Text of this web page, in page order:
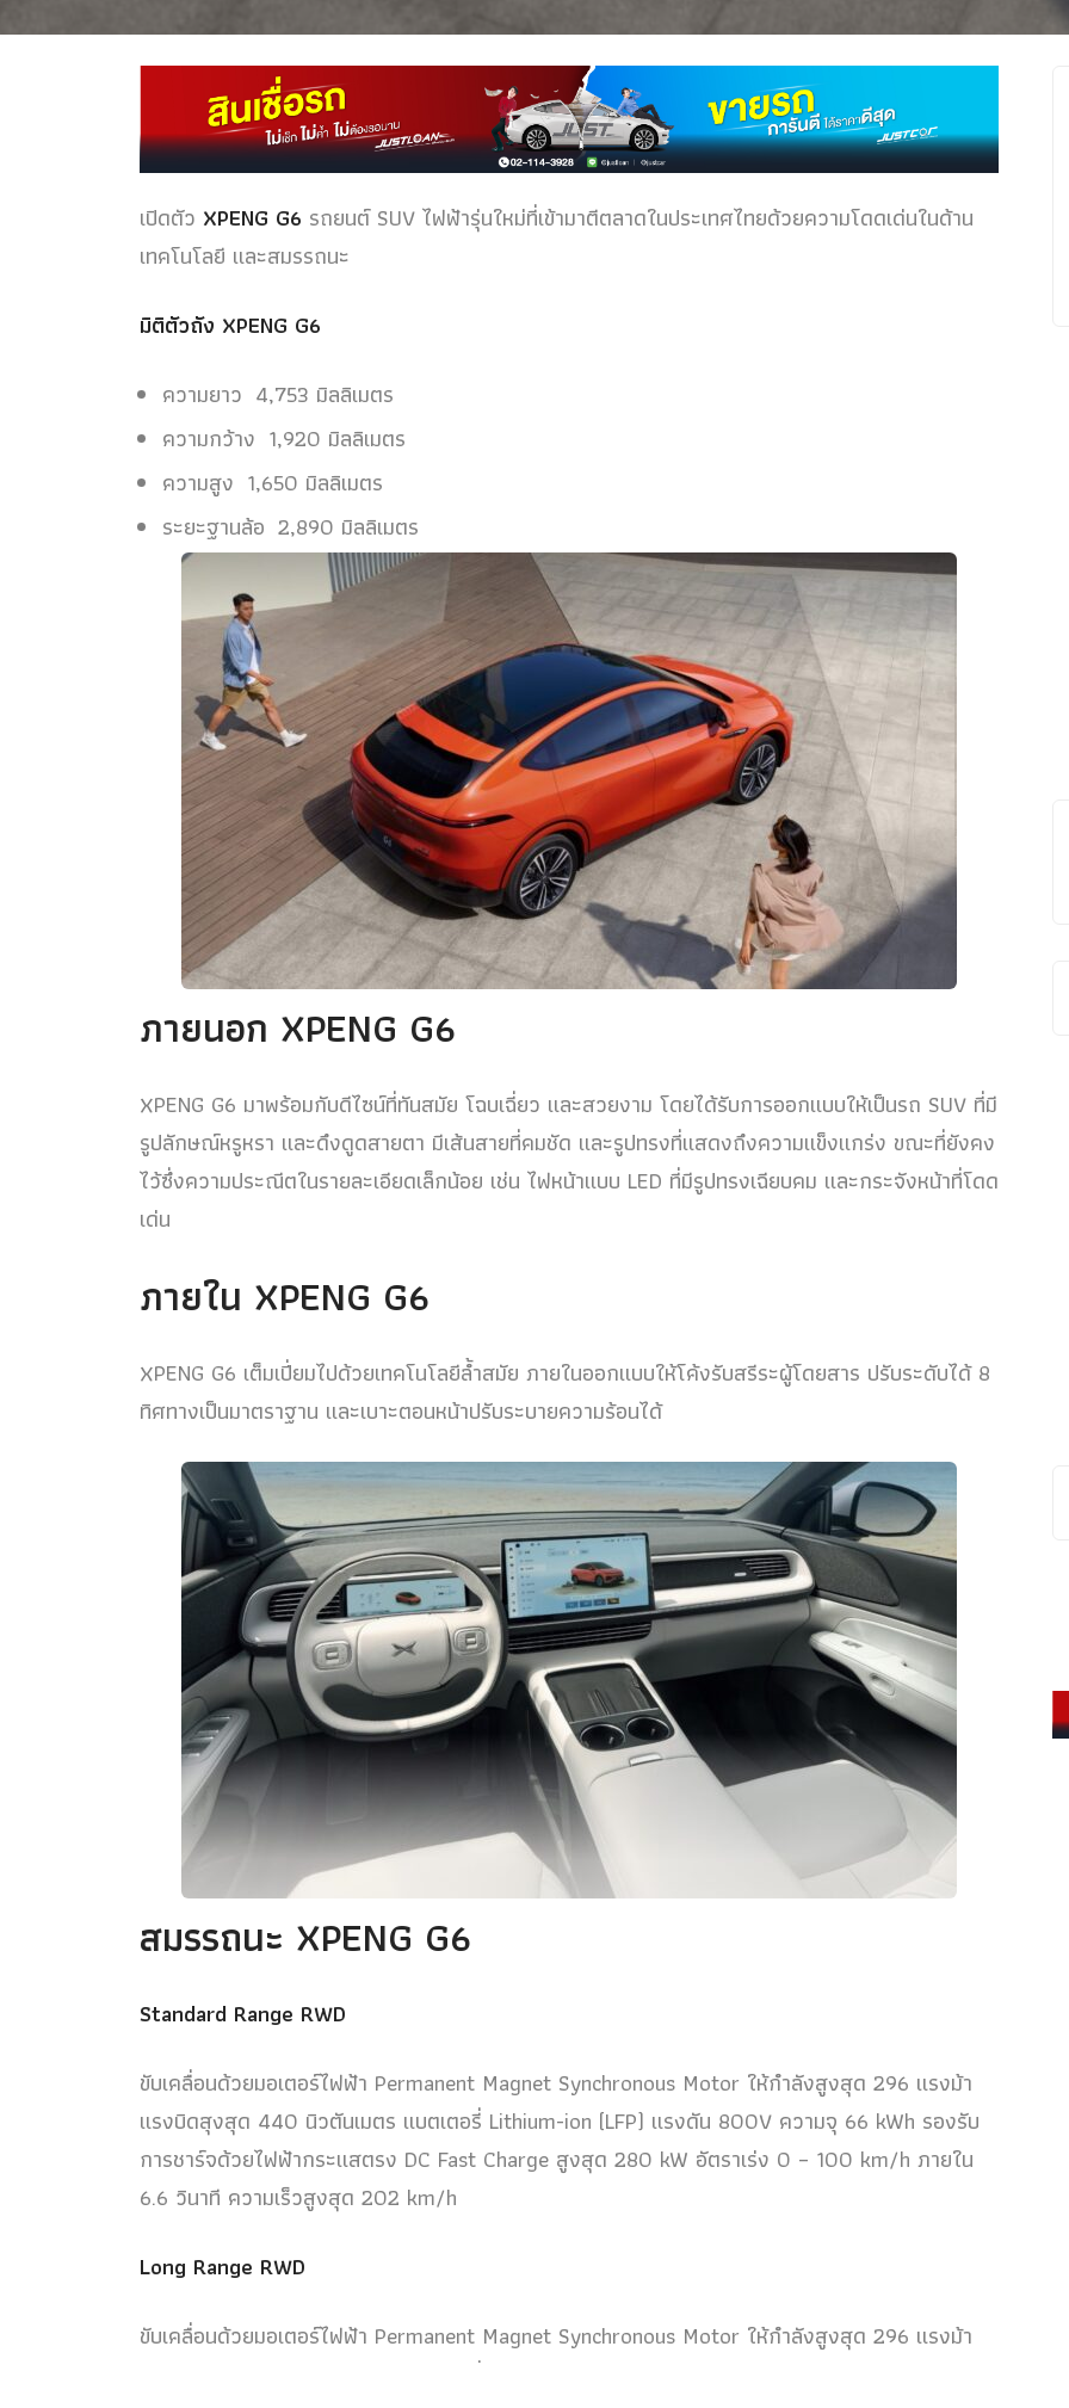
เปิดตัว XPENG G6 รถยนต์ SUV ไฟฟ้ารุ่นใหม่ที่เข้ามาตีตลาดในประเทศไทยด้วยความโดดเด่นในด้าน
เทคโนโลยี และสมรรถนะ
มิติตัวถัง XPENG G6
ความยาว 4,753 มิลลิเมตร
ความกว้าง 1,920 มิลลิเมตร
ความสูง 1,650 มิลลิเมตร
ระยะฐานล้อ 2,890 มิลลิเมตร
ภายนอก XPENG G6
XPENG G6 มาพร้อมกับดีไซน์ที่ทันสมัย โฉบเฉี่ยว และสวยงาม โดยได้รับการออกแบบให้เป็นรถ SUV ที่มี
รูปลักษณ์หรูหรา และดึงดูดสายตา มีเส้นสายที่คมชัด และรูปทรงที่แสดงถึงความแข็งแกร่ง ขณะที่ยังคง
ไว้ซึ่งความประณีตในรายละเอียดเล็กน้อย เช่น ไฟหน้าแบบ LED ที่มีรูปทรงเฉียบคม และกระจังหน้าที่โดด
เด่น
ภายใน XPENG G6
XPENG G6 เต็มเปี่ยมไปด้วยเทคโนโลยีล้ำสมัย ภายในออกแบบให้โค้งรับสรีระผู้โดยสาร ปรับระดับได้ 8
ทิศทางเป็นมาตราฐาน และเบาะตอนหน้าปรับระบายความร้อนได้
สมรรถนะ XPENG G6
Standard Range RWD
ขับเคลื่อนด้วยมอเตอร์ไฟฟ้า Permanent Magnet Synchronous Motor ให้กำลังสูงสุด 296 แรงม้า
แรงบิดสุงสุด 440 นิวตันเมตร แบตเตอรี่ Lithium-ion (LFP) แรงดัน 800V ความจุ 66 kWh รองรับ
การชาร์จด้วยไฟฟ้ากระแสตรง DC Fast Charge สูงสุด 280 kW อัตราเร่ง 0 – 100 km/h ภายใน
6.6 วินาที ความเร็วสูงสุด 202 km/h
Long Range RWD
ขับเคลื่อนด้วยมอเตอร์ไฟฟ้า Permanent Magnet Synchronous Motor ให้กำลังสูงสุด 296 แรงม้า
แรงบิดสุงสุด 440 นิวตันเมตร แบตเตอรี่ Lithium-ion (NMC) แรงดัน 800V ความจุ 87.5 kWh